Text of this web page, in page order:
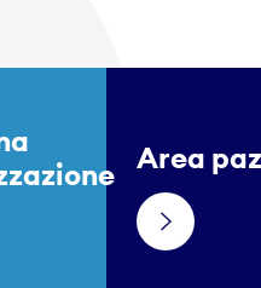
Area